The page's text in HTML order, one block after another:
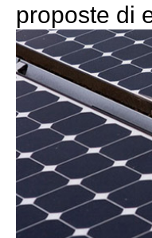
proposte di